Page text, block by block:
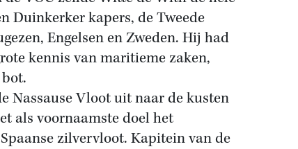
Duinkerker kapers, de Tweede
Engelsen en Zweden. Hij had
kennis van maritieme zaken,
Nassause Vloot uit naar de kusten
als voornaamste doel het
zilvervloot. Kapitein van de